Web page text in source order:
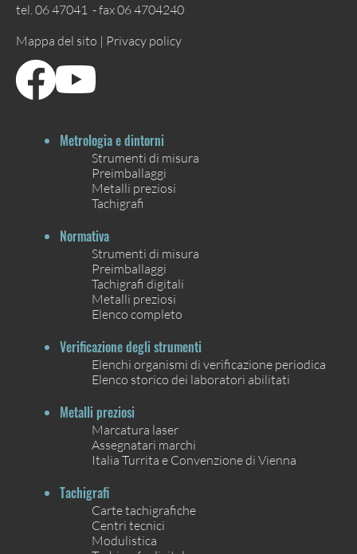
tel. 06 47041 - fax 06 4704240
Mappa del sito | Privacy policy
Metrologia e dintorni
Strumenti di misura
Preimballaggi
Metalli preziosi
Tachigrafi
Normativa
Strumenti di misura
Preimballaggi
Tachigrafi digitali
Metalli preziosi
Elenco completo
Verificazione degli strumenti
Elenchi organismi di verificazione periodica
Elenco storico dei laboratori abilitati
Metalli preziosi
Marcatura laser
Assegnatari marchi
Italia Turrita e Convenzione di Vienna
Tachigrafi
Carte tachigrafiche
Centri tecnici
Modulistica